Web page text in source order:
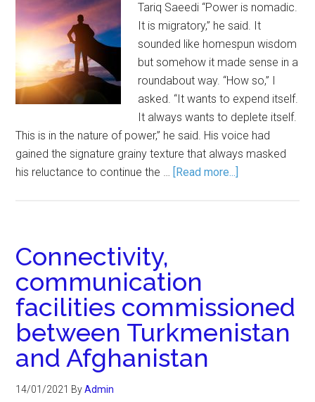
Tariq Saeedi “Power is nomadic.
It is migratory,” he said. It
sounded like homespun wisdom
but somehow it made sense in a
roundabout way. “How so,” I
asked. “It wants to expend itself.
It always wants to deplete itself.
This is in the nature of power,” he said. His voice had
gained the signature grainy texture that always masked
his reluctance to continue the … [Read more...]
Connectivity,
communication
facilities commissioned
between Turkmenistan
and Afghanistan
14/01/2021 ByAdmin